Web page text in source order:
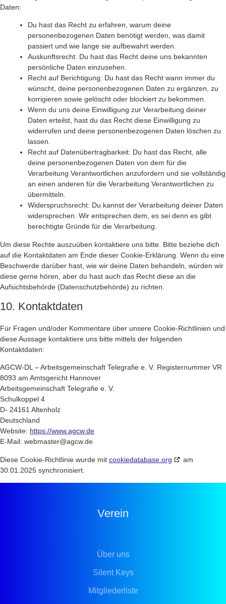
Daten:
Du hast das Recht zu erfahren, warum deine
personenbezogenen Daten benötigt werden, was damit
passiert und wie lange sie aufbewahrt werden.
Auskunftsrecht: Du hast das Recht deine uns bekannten
persönliche Daten einzusehen.
Recht auf Berichtigung: Du hast das Recht wann immer du
wünscht, deine personenbezogenen Daten zu ergänzen, zu
korrigieren sowie gelöscht oder blockiert zu bekommen.
Wenn du uns deine Einwilligung zur Verarbeitung deiner
Daten erteilst, hast du das Recht diese Einwilligung zu
widerrufen und deine personenbezogenen Daten löschen zu
lassen.
Recht auf Datenübertragbarkeit: Du hast das Recht, alle
deine personenbezogenen Daten von dem für die
Verarbeitung Verantwortlichen anzufordern und sie vollständig
an einen anderen für die Verarbeitung Verantwortlichen zu
übermitteln.
Widerspruchsrecht: Du kannst der Verarbeitung deiner Daten
widersprechen. Wir entsprechen dem, es sei denn es gibt
berechtigte Gründe für die Verarbeitung.
Um diese Rechte auszuüben kontaktiere uns bitte. Bitte beziehe dich
auf die Kontaktdaten am Ende dieser Cookie-Erklärung. Wenn du eine
Beschwerde darüber hast, wie wir deine Daten behandeln, würden wir
diese gerne hören, aber du hast auch das Recht diese an die
Aufsichtsbehörde (Datenschutzbehörde) zu richten.
10. Kontaktdaten
Für Fragen und/oder Kommentare über unsere Cookie-Richtlinien und
diese Aussage kontaktiere uns bitte mittels der folgenden
Kontaktdaten:
AGCW-DL – Arbeitsgemeinschaft Telegrafie e. V. Registernummer VR
8093 am Amtsgericht Hannover
Arbeitsgemeinschaft Telegrafie e. V.
Schulkoppel 4
D- 24161 Altenholz
Deutschland
Website: https://www.agcw.de
E-Mail: webmaster@agcw.de
Diese Cookie-Richtlinie wurde mit cookiedatabase.org
am
30.01.2025 synchronisiert.
Verein
Über uns
Silent Keys
Mitgliederliste